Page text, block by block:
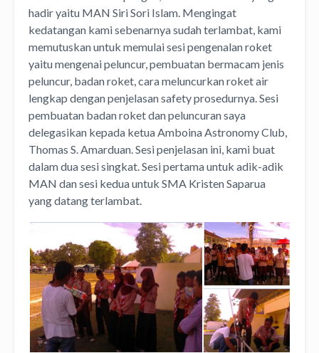
hadir yaitu MAN Siri Sori Islam. Mengingat
kedatangan kami sebenarnya sudah terlambat, kami
memutuskan untuk memulai sesi pengenalan roket
yaitu mengenai peluncur, pembuatan bermacam jenis
peluncur, badan roket, cara meluncurkan roket air
lengkap dengan penjelasan safety prosedurnya. Sesi
pembuatan badan roket dan peluncuran saya
delegasikan kepada ketua Amboina Astronomy Club,
Thomas S. Amarduan. Sesi penjelasan ini, kami buat
dalam dua sesi singkat. Sesi pertama untuk adik-adik
MAN dan sesi kedua untuk SMA Kristen Saparua
yang datang terlambat.